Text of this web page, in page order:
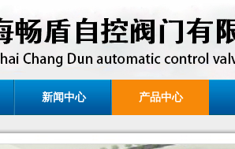
新闻中心 产品中心